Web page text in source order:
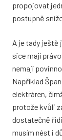
propojovat
postupně
A je tady ještě
sice mají
nemají
Například
elektráren,
protože kvůli
dostatečně
musím nést i